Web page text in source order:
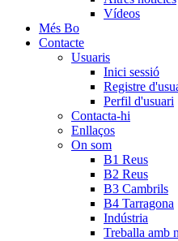
Vídeos
Més Bo
Contacte
Usuaris
Inici sessió
Registre
Perfil d'usuari
Contacta-hi
Enllaços
On som
B1 Reus
B2 Reus
B3 Cambrils
B4 Tarragona
Indústria
Treballa amb